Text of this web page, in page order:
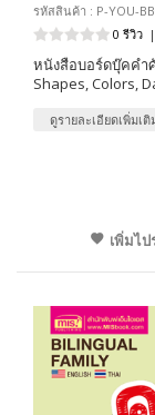
รหัสสินค้า : P-YOU-
0 รีวิว |
หนังสือบอร์ดบุ๊คคำ
Shapes, Colors,
ดูรายละเอียดเพิ่มเติ
เพิ่มไ